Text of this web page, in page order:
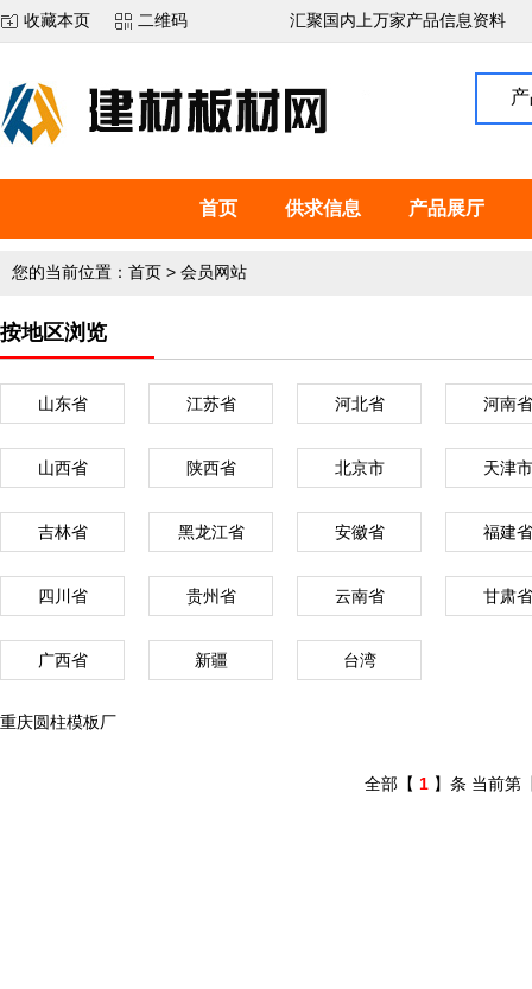
收藏本页 二维码 汇聚国内上万家产品信息资料
首页 供求信息 产品展厅
您的当前位置： 首页 > 会员网站
按地区浏览
山东省 江苏省 河北省 河南省
山西省 陕西省 北京市 天津市
吉林省 黑龙江省 安徽省 福建省
四川省 贵州省 云南省 甘肃省
广西省 新疆 台湾
重庆圆柱模板厂
全部【 1 】条 当前第